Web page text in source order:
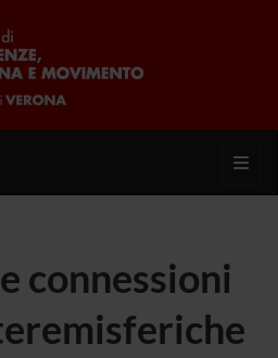
connessioni